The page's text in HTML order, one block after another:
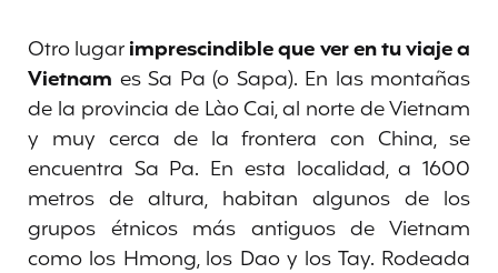
Otro lugarimprescindible que ver en tu viaje a
Vietnam es Sa Pa (o Sapa). En las montañas
de la provincia de Lào Cai, al norte de Vietnam
y muy cerca de la frontera con China, se
encuentra Sa Pa. En esta localidad, a 1600
metros de altura, habitan algunos de los
grupos étnicos más antiguos de Vietnam
como los Hmong, los Dao y los Tay. Rodeada